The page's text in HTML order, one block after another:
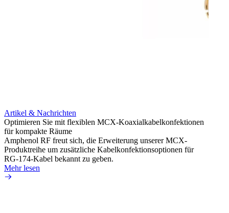
Artikel & Nachrichten
Optimieren Sie mit flexiblen MCX-Koaxialkabelkonfektionen
für kompakte Räume
Amphenol RF freut sich, die Erweiterung unserer MCX-
Produktreihe um zusätzliche Kabelkonfektionsoptionen für
RG-174-Kabel bekannt zu geben.
Mehr lesen